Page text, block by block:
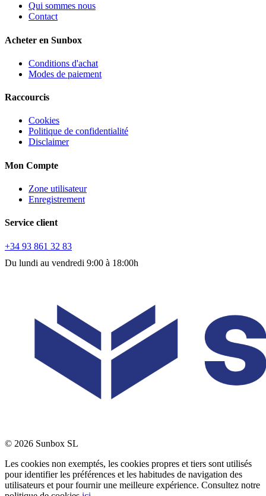
Qui sommes nous
Contact
Acheter en Sunbox
Conditions d'achat
Modes de paiement
Raccourcis
Cookies
Politique de confidentialité
Disclaimer
Mon Compte
Zone utilisateur
Enregistrement
Service client
+34 93 861 32 83
Du lundi au vendredi 9:00 à 18:00h
© 2026 Sunbox SL
Les cookies non exemptés, les cookies propres et tiers sont utilisés
pour identifier les préférences et les habitudes de navigation des
utilisateurs et pour fournir une meilleure expérience. Consultez notre